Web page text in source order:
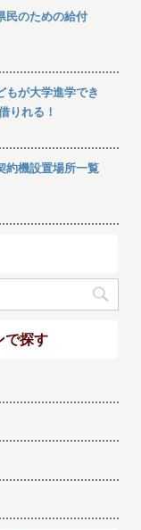
民のための給付
もが大学進学でき
りれる！
約機設置場所一覧
で探す